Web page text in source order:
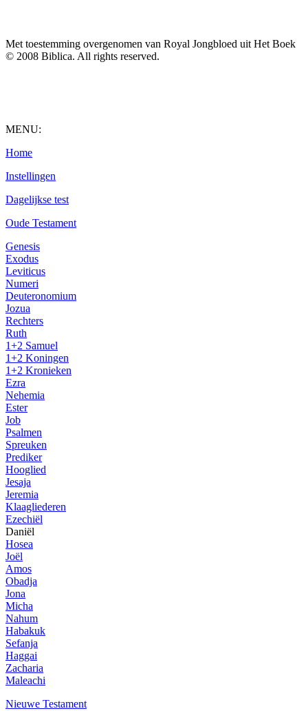
Met toestemming overgenomen van Royal Jongbloed uit Het Boek
© 2008 Biblica. All rights reserved.
MENU:
Home
Instellingen
Dagelijkse test
Oude Testament
Genesis
Exodus
Leviticus
Numeri
Deuteronomium
Jozua
Rechters
Ruth
1+2 Samuel
1+2 Koningen
1+2 Kronieken
Ezra
Nehemia
Ester
Job
Psalmen
Spreuken
Prediker
Hooglied
Jesaja
Jeremia
Klaagliederen
Ezechiël
Daniël
Hosea
Joël
Amos
Obadja
Jona
Micha
Nahum
Habakuk
Sefanja
Haggai
Zacharia
Maleachi
Nieuwe Testament